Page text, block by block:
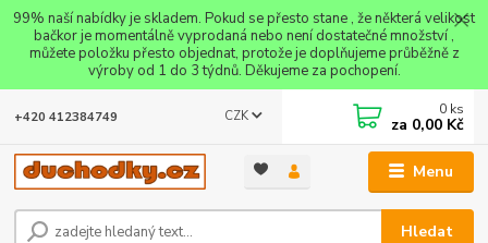
99% naší nabídky je skladem. Pokud se přesto stane , že některá velikost
bačkor je momentálně vyprodaná nebo není dostatečné množství ,
můžete položku přesto objednat, protože je doplňujeme průběžně z
výroby od 1 do 3 týdnů. Děkujeme za pochopení.
Menu
CZK
Hledat
+420 412384749 0 ks
za 0,00 Kč